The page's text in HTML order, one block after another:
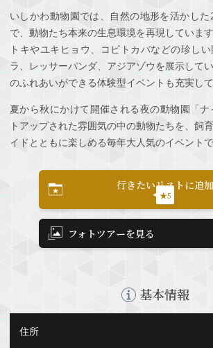
いしかわ動物園では、自然の地形を活かし
で、動物たち本来の生息環境を再現していま
トキやユキヒョウ、コビトカバなどの珍し
ラ、レッサーパンダ、アジアゾウを展示して
のふれあいができる体験型イベントも充実して
夏から秋にかけて開催される夜の動物園「
トアップされた雰囲気の中の動物たちを、飼
イドとともに楽しめる毎年大人気のイベントで
行きたいリストに追加
★5
フォトツアーを見る
基本情報
住所